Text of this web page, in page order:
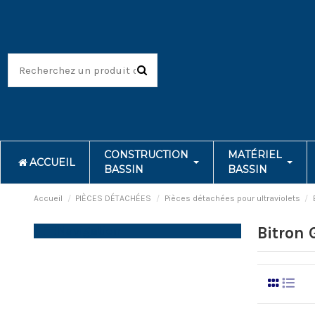
ACCUEIL
CONSTRUCTION
BASSIN
MATÉRIEL
BASSIN
Accueil PIÈCES DÉTACHÉES Pièces détachées pour ultraviolets
Bitron